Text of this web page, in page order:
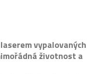
vypalovaných
životnost a